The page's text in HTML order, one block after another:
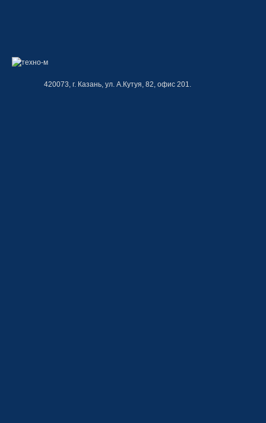
420073, г. Казань, ул. А.Кутуя, 82, офис 201.